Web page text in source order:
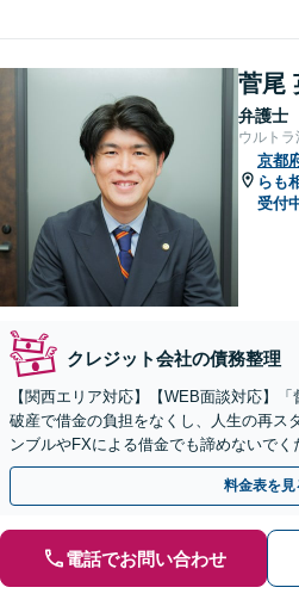
菅尾
弁護士
ウルト
京都
らも
受付
クレジット会社の債務整理
【関西エリア対応】【WEB面談対応】
破産で借金の負担をなくし、人生の再ス
ンブルやFXによる借金でも諦めないで
をサポート」【休日・夜間相談可】
料金表を見
電話でお問い合わせ